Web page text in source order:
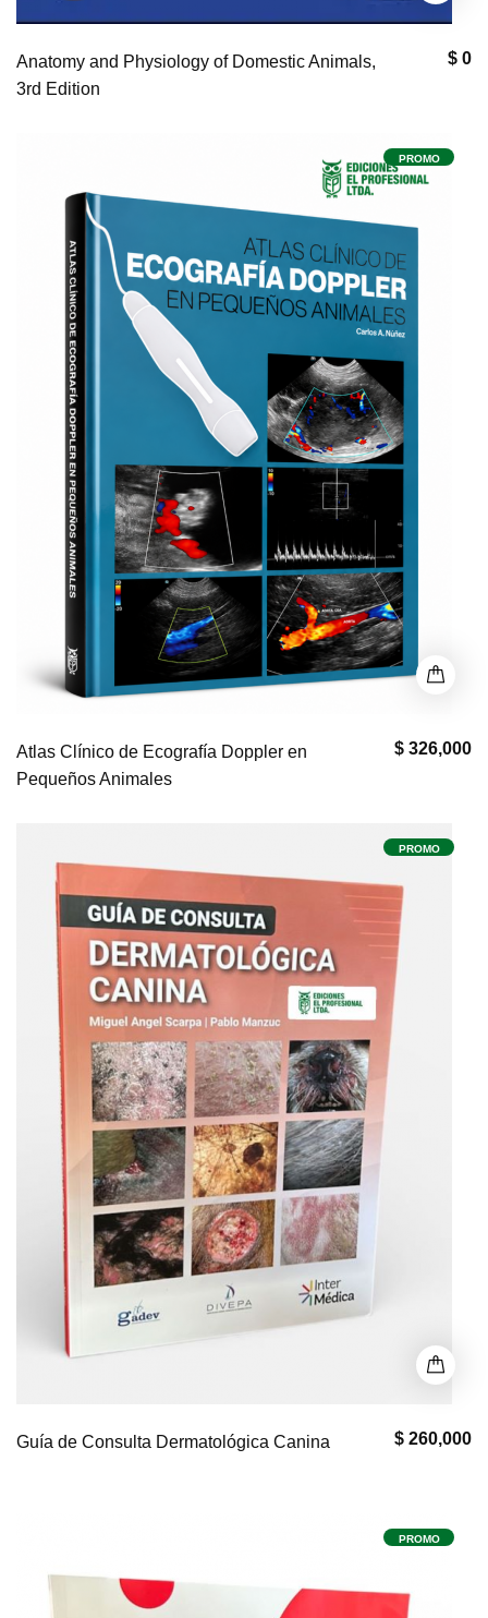
$ 0
Anatomy and Physiology of Domestic Animals,
3rd Edition
PROMO
$ 326,000
Atlas Clínico de Ecografía Doppler en
Pequeños Animales
PROMO
$ 260,000
Guía de Consulta Dermatológica Canina
PROMO